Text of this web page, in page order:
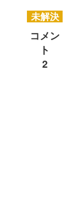
未解決
コメン
ト
2